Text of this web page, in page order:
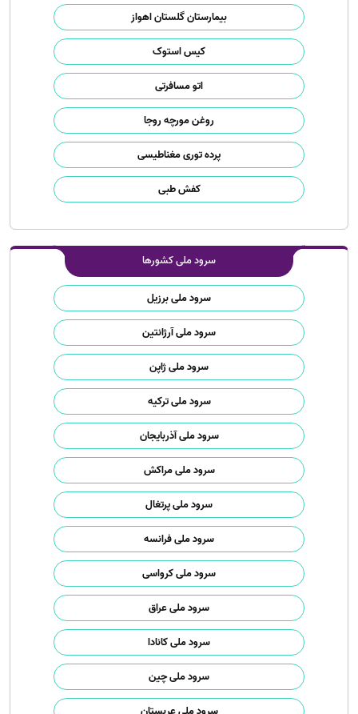
بیمارستان گلستان اهواز
کیس استوک
اتو مسافرتی
روغن مورچه روجا
پرده توری مغناطیسی
کفش طبی
سرود ملی کشورها
سرود ملی برزیل
سرود ملی آرژانتین
سرود ملی ژاپن
سرود ملی ترکیه
سرود ملی آذربایجان
سرود ملی مراکش
سرود ملی پرتغال
سرود ملی فرانسه
سرود ملی کرواسی
سرود ملی عراق
سرود ملی کانادا
سرود ملی چین